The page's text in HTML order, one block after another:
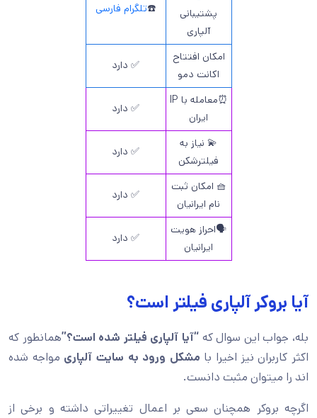
پشتیبانی
آلپاری
☎️تلگرام فارسی
امکان افتتاح
اکانت دمو
✅ دارد
⏰معامله با IP
ایران
✅ دارد
💫 نیاز به
فیلترشکن
✅ دارد
🧺 امکان ثبت
نام ایرانیان
✅ دارد
🗣️احراز هویت
ایرانیان
✅ دارد
آیا بروکر آلپاری فیلتر است؟
بله، جواب این سوال که “آیا آلپاری فیلتر شده است؟”همانطور که
اکثر کاربران نیز اخیرا با مشکل ورود به سایت آلپاری مواجه شده
اند را میتوان مثبت دانست.
اگرچه بروکر همچنان سعی بر اعمال تغییراتی داشته و برخی از